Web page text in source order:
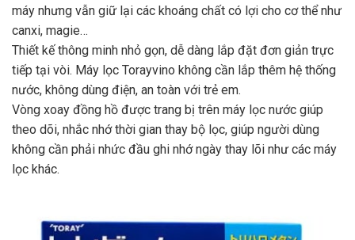
máy nhưng vẫn giữ lại các khoáng chất có lợi cho cơ thể như
canxi, magie…
Thiết kế thông minh nhỏ gọn, dễ dàng lắp đặt đơn giản trực
tiếp tại vòi. Máy lọc Torayvino không cần lắp thêm hệ thống
nước, không dùng điện, an toàn với trẻ em.
Vòng xoay đồng hồ được trang bị trên máy lọc nước giúp
theo dõi, nhắc nhớ thời gian thay bộ lọc, giúp người dùng
không cần phải nhức đầu ghi nhớ ngày thay lõi như các máy
lọc khác.